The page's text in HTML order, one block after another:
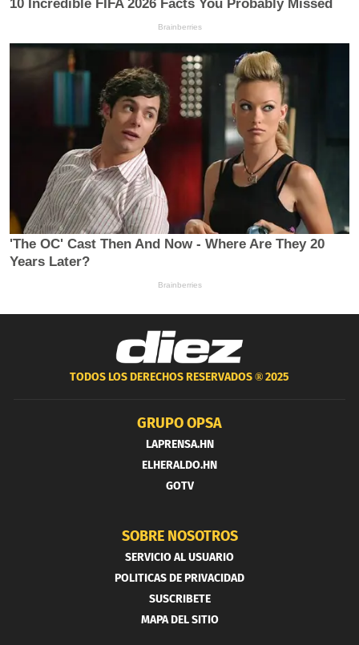
TODOS LOS DERECHOS RESERVADOS ®2025
GRUPO OPSA
LAPRENSA.HN
ELHERALDO.HN
GOTV
SOBRE NOSOTROS
SERVICIO AL USUARIO
POLITICAS DE PRIVACIDAD
SUSCRIBETE
MAPA DEL SITIO